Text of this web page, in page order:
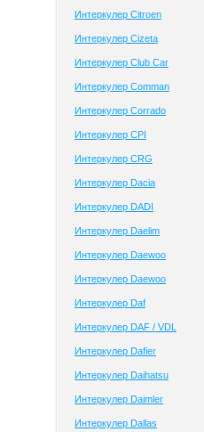
Интеркулер Citroen
Интеркулер Cizeta
Интеркулер Club Сar
Интеркулер Comman
Интеркулер Corrado
Интеркулер CPI
Интеркулер CRG
Интеркулер Dacia
Интеркулер DADI
Интеркулер Daelim
Интеркулер Daewoo
Интеркулер Daewoo
Интеркулер Daf
Интеркулер DAF / VDL
Интеркулер Dafier
Интеркулер Daihatsu
Интеркулер Daimler
Интеркулер Dallas